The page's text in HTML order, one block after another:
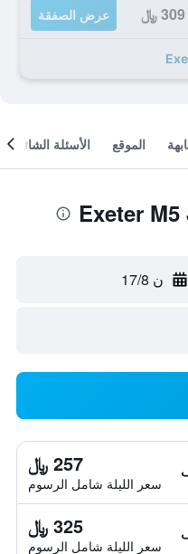
309 ﷼ عرض الصفقة
الموقع الأسئلة الشائعة
ن 17/8
257 ﷼
سعر الليلة شامل الرسوم
325 ﷼
سعر الليلة شامل الرسوم